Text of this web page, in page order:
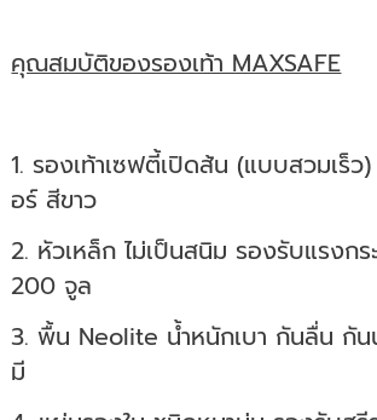
คุณสมบัติของรองเท้า MAXSAFE
1. รองเท้าเซฟตี้เปิดส้น (แบบสวมเร็ว)
อร์ สีขาว
2. หัวเหล็ก ไม่เป็นสนิม รองรับแรงกร
200 จูล
3. พื้น Neolite น้ำหนักเบา กันลื่น กัน
มี